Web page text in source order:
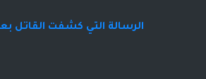
الرسالة التي كشفت القاتل بعد 30